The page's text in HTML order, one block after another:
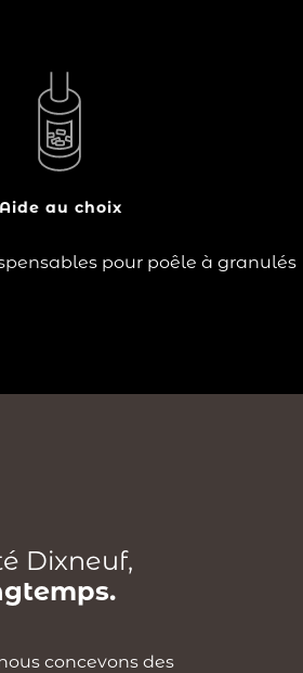
Aide au choix
pour poêle à granulés
est un mode de chauffage
mais aussi esthétique. Le
à granulés se porte sur un modèle
décoration de votre intérieur, qu’il
Dixneuf,
concevons des